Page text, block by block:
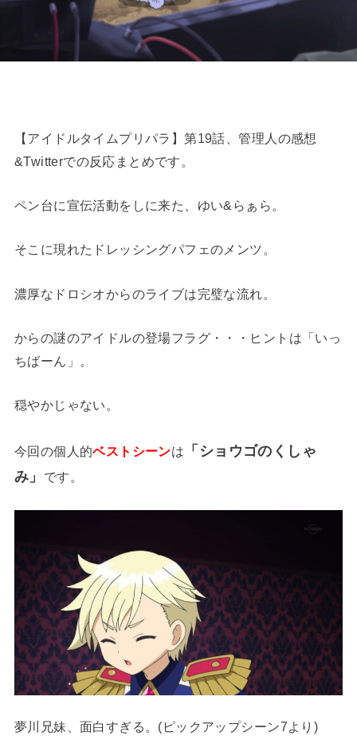
【アイドルタイムプリパラ】第19話、管理人の感想
&Twitterでの反応まとめです。
ペン台に宣伝活動をしに来た、ゆい&らぁら。
そこに現れたドレッシングパフェのメンツ。
濃厚なドロシオからのライブは完璧な流れ。
からの謎のアイドルの登場フラグ・・・ヒントは「いっ
ちばーん」。
穏やかじゃない。
今回の個人的ベストシーンは
「ショウゴのくしゃ
み」
です。
夢川兄妹、面白すぎる。(ピックアップシーン7より)